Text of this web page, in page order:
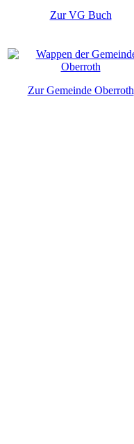
Zur VG Buch
Zur Gemeinde Oberroth